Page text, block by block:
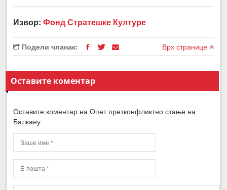
Извор:Фонд Стратешке Културе
Подели чланак: Врх странице
Оставите коментар
Оставите коментар на Опет претконфликтно стање на
Балкану